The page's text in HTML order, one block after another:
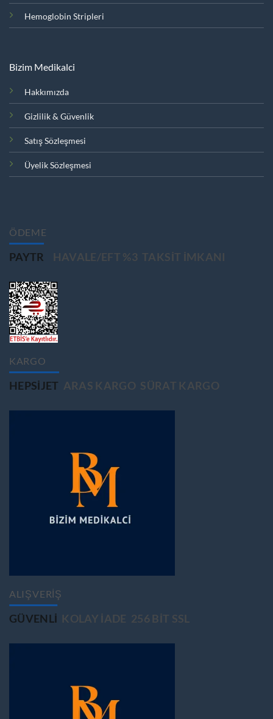
Hemoglobin Stripleri
Bizim Medikalci
Hakkımızda
Gizlilik & Güvenlik
Satış Sözleşmesi
Üyelik Sözleşmesi
ÖDEME
PAYTR HAVALE/EFT %3 TAKSIT IMKANI
KARGO
HEPSIJET ARAS KARGO SÜRAT KARGO
ALIŞVERİŞ
GÜVENLİ KOLAY İADE 256 BİT SSL